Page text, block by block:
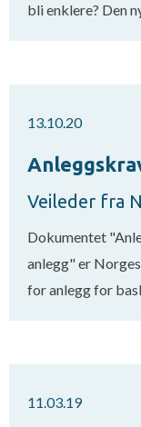
bli enklere? Den
13.10.20
Veileder fra
Dokumentet
anlegg" er
for anlegg for
11.03.19